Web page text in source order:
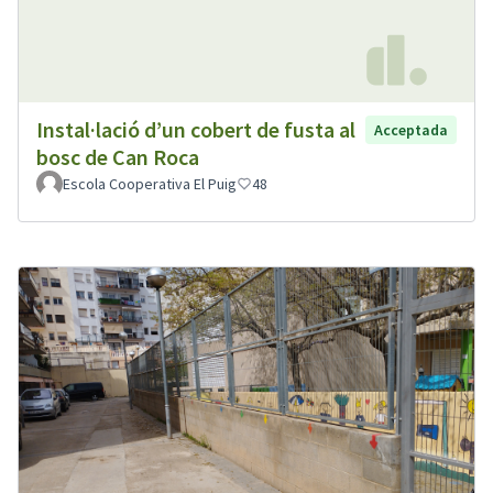
Instal·lació d’un cobert de fusta al
bosc de Can Roca
Acceptada
Escola Cooperativa El Puig 48